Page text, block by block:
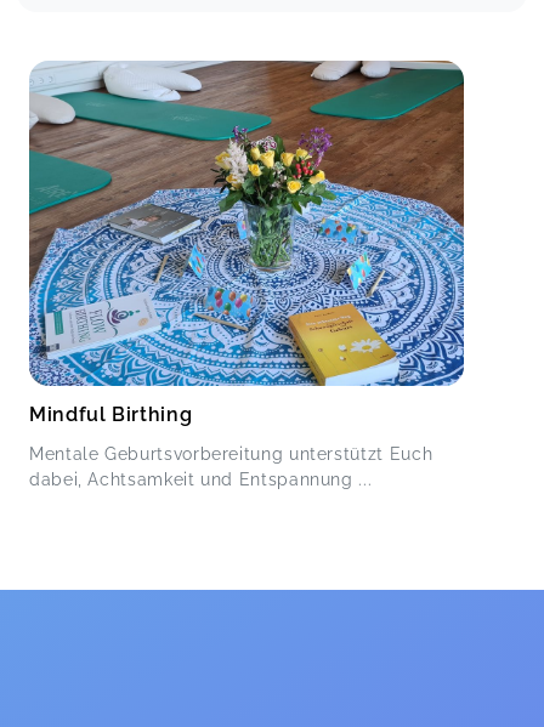
Mindful Birthing
Mentale Geburtsvorbereitung unterstützt Euch
dabei, Achtsamkeit und Entspannung ...